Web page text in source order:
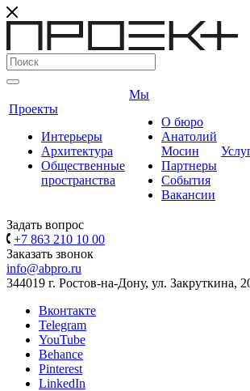
Проекты
Интерьеры
Архитектура
Общественные
пространства
Мы
О бюро
Анатолий
Мосин
Партнеры
События
Вакансии
Задать вопрос
+7 863 210 10 00
Заказать звонок
info@abpro.ru
344019 г. Ростов-на-Дону, ул. Закруткина,
Вконтакте
Telegram
YouTube
Behance
Pinterest
LinkedIn